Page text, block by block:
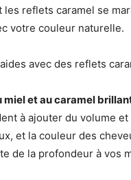
les reflets caramel se
votre couleur naturelle.
miel et au caramel
à ajouter du volume et
et la couleur des
de la profondeur à vos